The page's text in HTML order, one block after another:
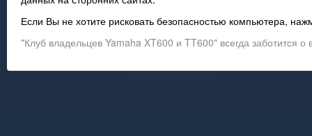
Если Вы не хотите рисковать безопасностью компьютера,
"Клуб владельцев Yamaha XT600 и TT600" всегда заботится о